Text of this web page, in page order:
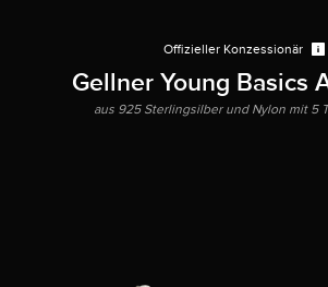
Offizieller Konzessionär
Gellner Young Basics
aus 925 Sterlingsilber und Nylon mit 5